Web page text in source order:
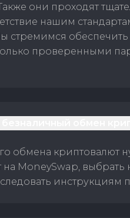
они проходят
нашим
стремимся
проверенными
обмена криптовалют
MoneySwap, выбрать
инструкциям